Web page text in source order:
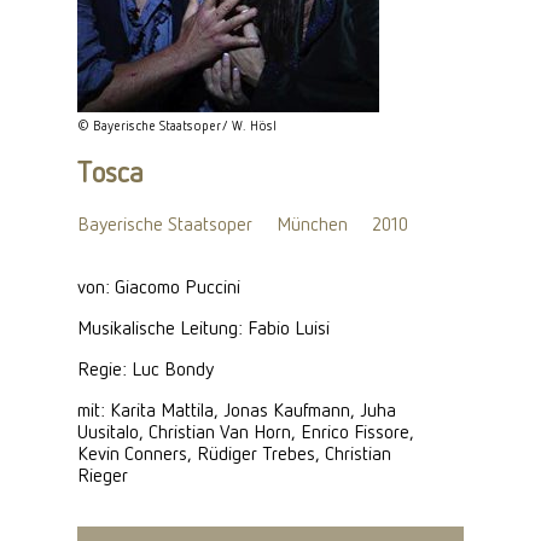
© Bayerische Staatsoper/ W. Hösl
Tosca
Bayerische Staatsoper München 2010
von: Giacomo Puccini
Musikalische Leitung: Fabio Luisi
Regie: Luc Bondy
mit: Karita Mattila, Jonas Kaufmann, Juha
Uusitalo, Christian Van Horn, Enrico Fissore,
Kevin Conners, Rüdiger Trebes, Christian
Rieger